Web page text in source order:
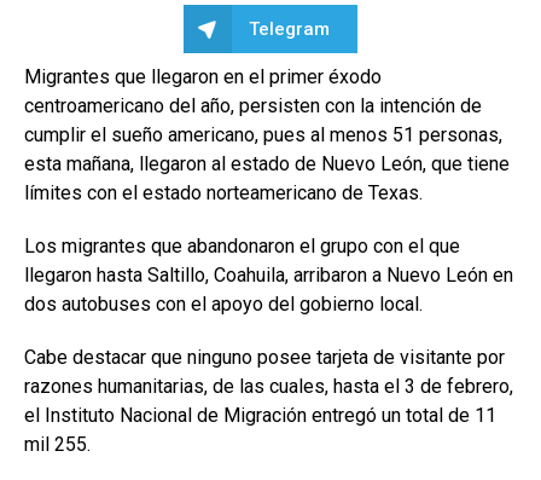
Telegram
Migrantes que llegaron en el primer éxodo
centroamericano del año, persisten con la intención de
cumplir el sueño americano, pues al menos 51 personas,
esta mañana, llegaron al estado de Nuevo León, que tiene
límites con el estado norteamericano de Texas.
Los migrantes que abandonaron el grupo con el que
llegaron hasta Saltillo, Coahuila, arribaron a Nuevo León en
dos autobuses con el apoyo del gobierno local.
Cabe destacar que ninguno posee tarjeta de visitante por
razones humanitarias, de las cuales, hasta el 3 de febrero,
el Instituto Nacional de Migración entregó un total de 11
mil 255.